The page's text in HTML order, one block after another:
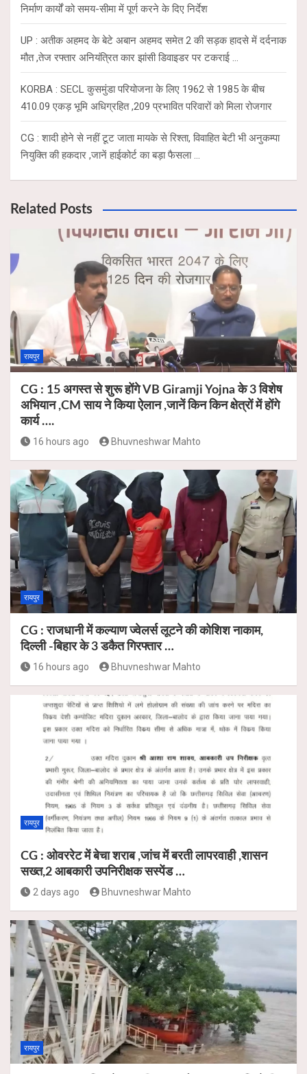
निर्माण कार्यों को समय-सीमा में पूर्ण करने के दिए निर्देश
UP : अतीक अहमद के बेटे अबान अहमद समेत 2 की सड़क हादसे में दर्दनाक
मौत ,तेज रफ्तार अनियंत्रित कार झांसी डिवाइडर पर टकराई …
KORBA : SECL कुसमुंडा परियोजना के लिए 1962 से 1985 के बीच
410.09 एकड़ भूमि अधिग्रहित ,209 प्रभावित परिवारों को मिला रोजगार
CG : शादी होने से नहीं टूट जाता मायके से रिश्ता, विवाहित बेटी भी अनुकम्पा
नियुक्ति की हकदार ,जानें हाईकोर्ट का बड़ा फैसला …
Related Posts
रायपुर
CG : 15 अगस्त से शुरू होंगे VB Giramji Yojna के 3 विशेष
अभियान ,CM साय ने किया ऐलान ,जानें किन किन क्षेत्रों में होंगे
कार्य ….
16 hours ago Bhuvneshwar Mahto
रायपुर
CG : राजधानी में कल्याण ज्वेलर्स लूटने की कोशिश नाकाम,
दिल्ली -बिहार के 3 डकैत गिरफ्तार …
16 hours ago Bhuvneshwar Mahto
रायपुर
CG : ओवररेट में बेचा शराब ,जांच में बरती लापरवाही ,शासन
सख्त,2 आबकारी उपनिरीक्षक सस्पेंड …
2 days ago Bhuvneshwar Mahto
रायपुर